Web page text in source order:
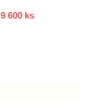
9 600 ks